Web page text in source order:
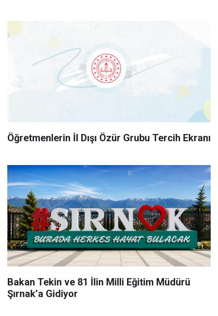
Öğretmenlerin İl Dışı Özür Grubu Tercih Ekranı
Bakan Tekin ve 81 İlin Milli Eğitim Müdürü
Şırnak’a Gidiyor